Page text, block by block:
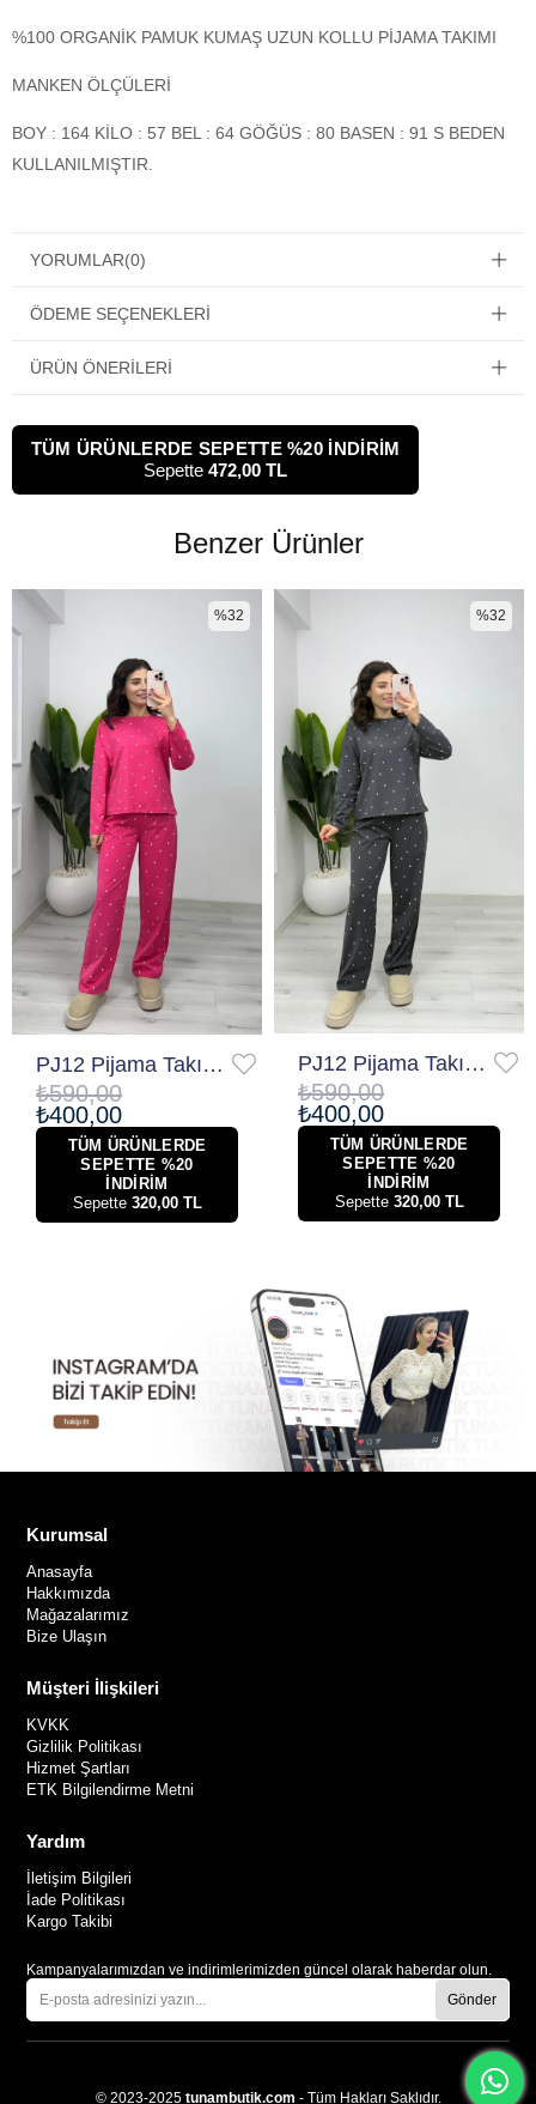
%100 ORGANİK PAMUK KUMAŞ UZUN KOLLU PİJAMA TAKIMI
MANKEN ÖLÇÜLERİ
BOY : 164 KİLO : 57 BEL : 64 GÖĞÜS : 80 BASEN : 91 S BEDEN
KULLANILMIŞTIR.
YORUMLAR(0)
ÖDEME SEÇENEKLERI
ÜRÜN ÖNERILERI
TÜM ÜRÜNLERDE SEPETTE %20 İNDİRİM
Sepette 472,00 TL
Benzer Ürünler
PJ12 Pijama Takımı Pembe
₺400,00
₺590,00
TÜM ÜRÜNLERDE
SEPETTE %20
İNDİRİM
Sepette 320,00 TL
%32
PJ12 Pijama Takımı Gri
₺400,00
₺590,00
TÜM ÜRÜNLERDE
SEPETTE %20
İNDİRİM
Sepette 320,00 TL
%32
Kurumsal
Anasayfa
Hakkımızda
Mağazalarımız
Bize Ulaşın
Müşteri İlişkileri
KVKK
Gizlilik Politikası
Hizmet Şartları
ETK Bilgilendirme Metni
Yardım
İletişim Bilgileri
İade Politikası
Kargo Takibi
Kampanyalarımızdan ve indirimlerimizden güncel olarak haberdar olun.
Gönder
© 2023-2025tunambutik.com - Tüm Hakları Saklıdır.